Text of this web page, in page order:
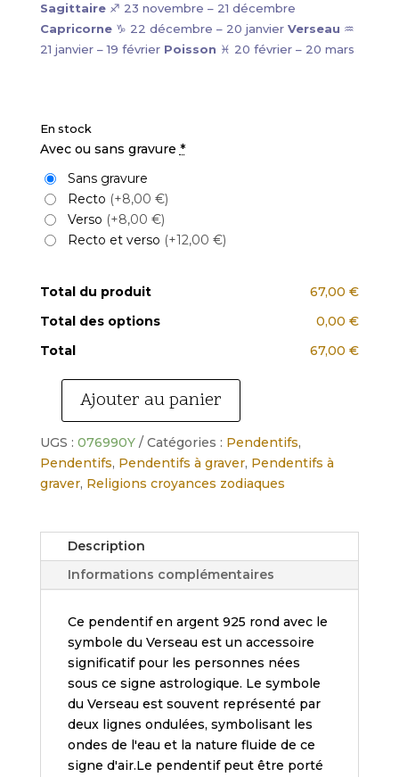
Sagittaire♐ 23 novembre – 21 décembre
Capricorne♑ 22 décembre – 20 janvier Verseau ♒
21 janvier – 19 févrierPoisson ♓ 20 février – 20 mars
En stock
Avec ou sans gravure *
Sans gravure
Recto (+8,00 €)
Verso (+8,00 €)
Recto et verso (+12,00 €)
Total du produit
67,00 €
Total des options
0,00 €
Total
67,00 €
quantité
Pendentif
argent
925
zodiaque
verseau.
Ajouter au panier
UGS : 076990Y Catégories : Pendentifs,
Pendentifs, Pendentifs à graver, Pendentifs à
graver, Religions croyances zodiaques
Description
Informations complémentaires
Ce pendentif en argent 925 rond avec le
symbole du Verseau est un accessoire
significatif pour les personnes nées
sous ce signe astrologique. Le symbole
du Verseau est souvent représenté par
deux lignes ondulées, symbolisant les
ondes de l'eau et la nature fluide de ce
signe d'air.Le pendentif peut être porté